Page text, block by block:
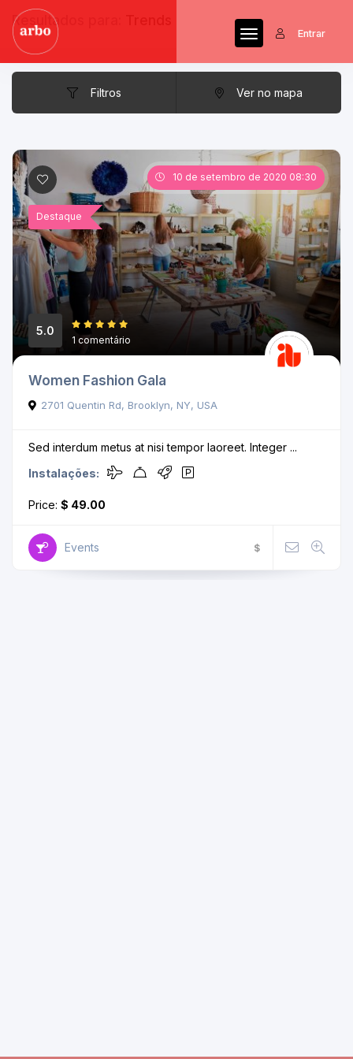
Entrar
Resultados para:
Filtros Ver no mapa
Destaque
10 de setembro de 2020 08:30
5.0
1 comentário
Women Fashion Gala
2701 Quentin Rd, Brooklyn, NY, USA
Sed interdum metus at nisi tempor laoreet. Integer ...
Instalações:
Price: $ 49.00
Events $